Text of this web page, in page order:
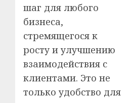
шаг для любого
бизнеса,
стремящегося к
росту и улучшению
взаимодействия с
клиентами. Это не
только удобство для